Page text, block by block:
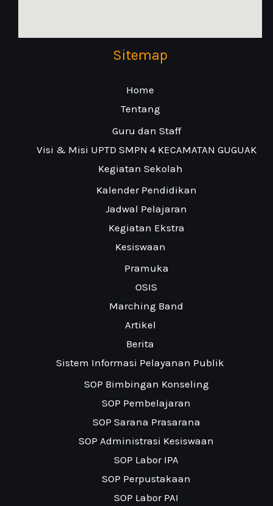
Sitemap
Home
Tentang
Guru dan Staff
Visi & Misi UPTD SMPN 4 KECAMATAN GUGUAK
Kegiatan Sekolah
Kalender Pendidikan
Jadwal Pelajaran
Kegiatan Ekstra
Kesiswaan
Pramuka
OSIS
Marching Band
Artikel
Berita
Sistem Informasi Pelayanan Publik
SOP Bimbingan Konseling
SOP Pembelajaran
SOP Sarana Prasarana
SOP Administrasi Kesiswaan
SOP Labor IPA
SOP Perpustakaan
SOP Labor PAI